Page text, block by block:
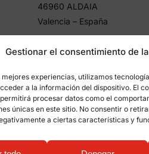
Gestionar el consentimiento de
experiencias, utilizamos
a la información del dispositivo. El
procesar datos como el
únicas en este sitio. No consentir o
a ciertas características y
46960 ALDAIA
Valencia – España
sobre cookies